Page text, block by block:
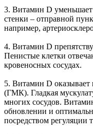
3. Витамин D уменьшает
стенки – отправной
например,
4. Витамин D
Пенистые клетки
кровеносных сосудах.
5. Витамин D оказывает
(ГМК). Гладкая
многих сосудов.
обновлении и
посредством регуляции